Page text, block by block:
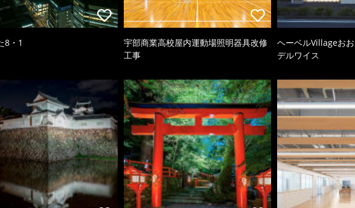
8・1
宇部商業高校屋内運動場照明器具改修
工事
ヘーベルVillageお
デルワイス